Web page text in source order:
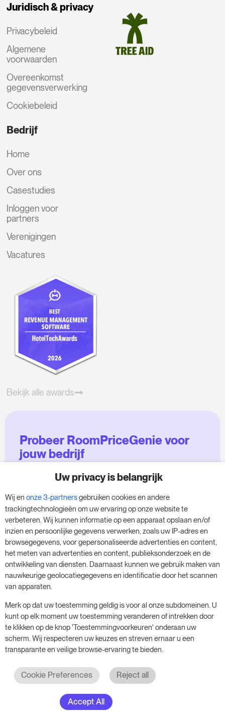
Juridisch & privacy
Privacybeleid
Algemene
voorwaarden
Overeenkomst
gegevensverwerking
Cookiebeleid
Bedrijf
Home
Over ons
Casestudies
Inloggen voor
partners
Verenigingen
Vacatures
Bekijk alle awards
Probeer RoomPriceGenie voor
jouw bedrijf
Maak gebruik van onze 14-daagse proefversie
en geef je bedrijf een boost - zonder
verplichtingen.
Boek een afspraak om je gratis proefperiode
van 14 dagen te starten.
Start je gratis proefperiode
Plan je vergadering
Uw privacy is belangrijk
Wij en onze 3-partnersgebruiken cookies en andere
trackingtechnologieën om uw ervaring op onze website te
verbeteren. Wij kunnen informatie op een apparaat opslaan en/of
inzien en persoonlijke gegevens verwerken, zoals uw IP-adres en
browsegegevens, voor gepersonaliseerde advertenties en content,
het meten van advertenties en content, publieksonderzoek en de
ontwikkeling van diensten. Daarnaast kunnen we gebruik maken van
nauwkeurige geolocatiegegevens en identificatie door het scannen
van apparaten.
Merk op dat uw toestemming geldig is voor al onze subdomeinen. U
kunt op elk moment uw toestemming veranderen of intrekken door
te klikken op de knop 'Toestemmingvoorkeuren' onderaan uw
scherm. Wij respecteren uw keuzes en streven ernaar u een
transparante en veilige browse-ervaring te bieden.
Cookie Preferences Reject all
Accept All